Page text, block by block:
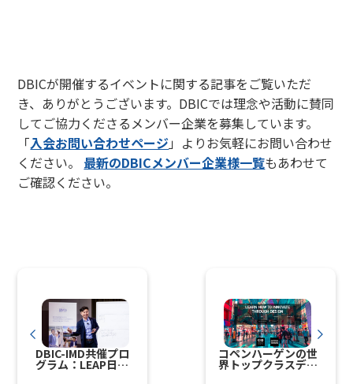
DBICが開催するイベントに関する記事をご覧いただ
き、ありがとうございます。DBICでは理念や活動に賛同
してご協力くださるメンバー企業を募集しています。
「入会お問い合わせページ」よりお気軽にお問い合わせ
ください。 最新のDBICメンバー企業様一覧もあわせて
ご確認ください。
DBIC-IMD共催プロ
グラム：LEAP日本
語版出版記念 - ディ
コペンハーゲンの世
界トップクラスデザ
イン教育機関